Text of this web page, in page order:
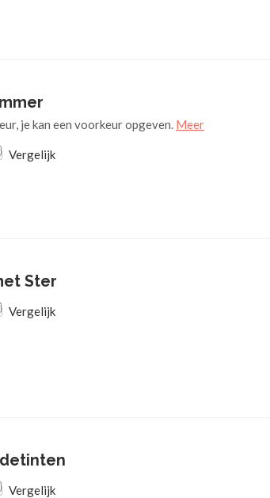
je kan een voorkeur opgeven. Meer
Vergelijk
Ster
Vergelijk
Vergelijk